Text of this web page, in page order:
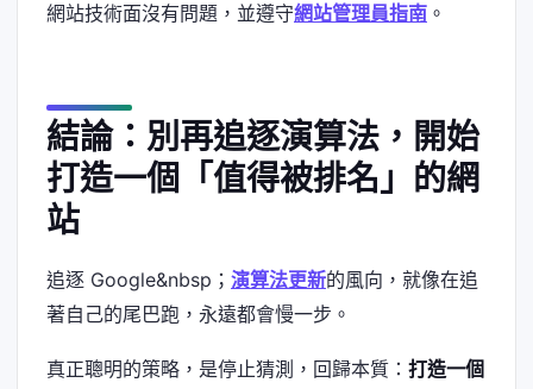
網站技術面沒有問題，並遵守網站管理員指南 。
結論：別再追逐演算法，開始
打造一個「值得被排名」的網
站
追逐 Google&nbsp； 演算法更新的風向，就像在追
著自己的尾巴跑，永遠都會慢一步。
真正聰明的策略，是停止猜測，回歸本質： 打造一個